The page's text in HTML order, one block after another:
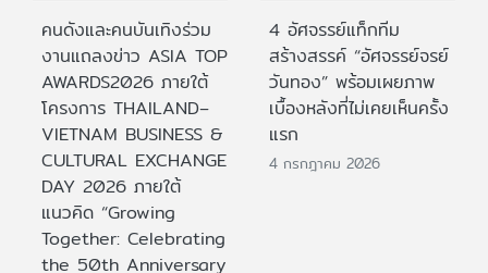
คนดังและคนบันเทิงร่วม
งานแถลงข่าว ASIA TOP
AWARDS2026 ภายใต้
โครงการ THAILAND–
VIETNAM BUSINESS &
CULTURAL EXCHANGE
DAY 2026 ภายใต้
แนวคิด “Growing
Together: Celebrating
the 50th Anniversary
4 อัศจรรย์แท็กทีม
สร้างสรรค์ “อัศจรรย์จรย์
วันทอง” พร้อมเผยภาพ
เบื้องหลังที่ไม่เคยเห็นครั้ง
แรก
4 กรกฎาคม 2026